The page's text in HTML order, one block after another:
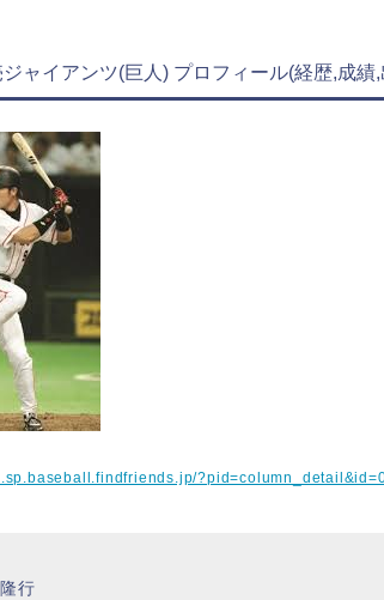
ャイアンツ(巨人) プロフィール(経歴,成績,
行